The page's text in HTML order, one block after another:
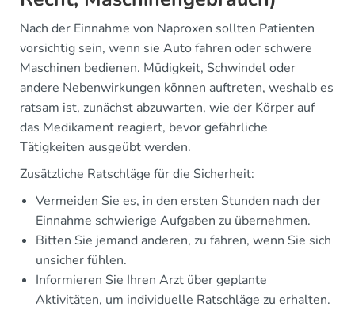
Nach der Einnahme von Naproxen sollten Patienten
vorsichtig sein, wenn sie Auto fahren oder schwere
Maschinen bedienen. Müdigkeit, Schwindel oder
andere Nebenwirkungen können auftreten, weshalb es
ratsam ist, zunächst abzuwarten, wie der Körper auf
das Medikament reagiert, bevor gefährliche
Tätigkeiten ausgeübt werden.
Zusätzliche Ratschläge für die Sicherheit:
Vermeiden Sie es, in den ersten Stunden nach der
Einnahme schwierige Aufgaben zu übernehmen.
Bitten Sie jemand anderen, zu fahren, wenn Sie sich
unsicher fühlen.
Informieren Sie Ihren Arzt über geplante
Aktivitäten, um individuelle Ratschläge zu erhalten.